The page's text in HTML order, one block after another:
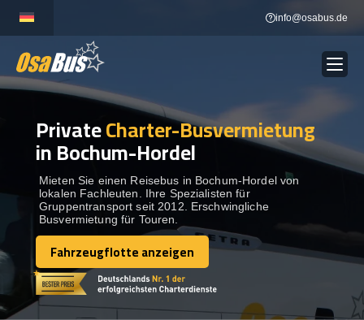
content
info@osabus.de
BUSVERMIETUNG Show dropdown
REISEZIELE Show dropdown
FLOTTE
KONTAKTIEREN SIE UNS
KONTAKTIEREN SIE UNS
PrivateCharter-Busvermietung
in Bochum-Hordel
Mieten Sie einen Reisebus in Bochum-Hordel von
lokalen Fachleuten. Ihre Spezialisten für
Gruppentransport seit 2012. Erschwingliche
Busvermietung für Touren.
Fahrzeugflotte anzeigen
Fahrzeugflotte anzeigen